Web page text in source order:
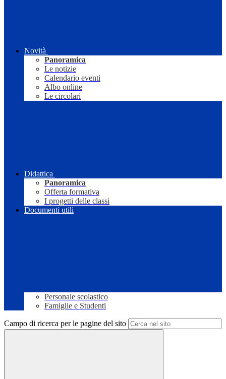
Novità
Panoramica
Le notizie
Calendario eventi
Albo online
Le circolari
Didattica
Panoramica
Offerta formativa
I progetti delle classi
Documenti utili
Personale scolastico
Famiglie e Studenti
Campo di ricerca per le pagine del sito